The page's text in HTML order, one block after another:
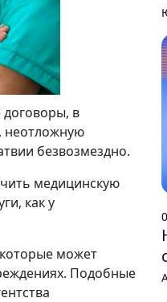
в
неотложную
безвозмездно.
медицинскую
как у
может
Подобные